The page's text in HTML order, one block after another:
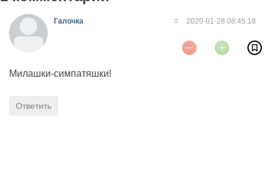
Галочка 2020-01-28 08:45:18
#
Милашки-симпатяшки!
Ответить